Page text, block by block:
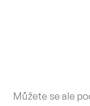
Můžete se ale